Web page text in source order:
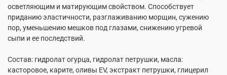
осветляющим и матирующим свойством. Способствует
приданию эластичности, разглаживанию морщин, сужению
пор, уменьшению мешков под глазами, снижению угревой
сыпи и ее последствий.
Состав: гидролат огурца, гидролат петрушки, масла:
касторовое, карите, оливы EV, экстракт петрушки, глицерил